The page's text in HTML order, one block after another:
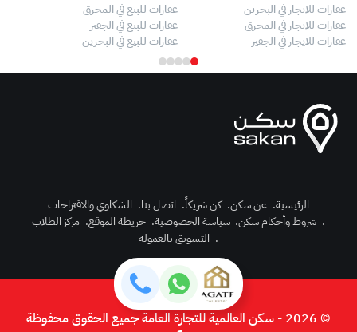
عقارات للايجار في البحرين
عقارات للايجار في المحرق
عقارات للايجار في الجفير
عقارات للبيع في المحرق
عقارات للبيع في الجفير
عقارات للبيع في البحرين
الرئيسية. عن سكن. كن شريكاً. اتصل بنا. الشكاوي والاقتراحات
. شروط وأحكام سكن. سياسة الخصوصية. خريطة الموقع. مركز الطلاب
. التسويق بالعمولة
© 2026 - سكن العالمية للتجارة العامة جميع الحقوق محفوظة